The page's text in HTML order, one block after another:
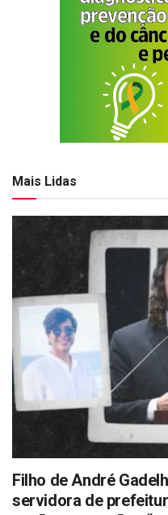
Mais Lidas
Filho de André
servidora de